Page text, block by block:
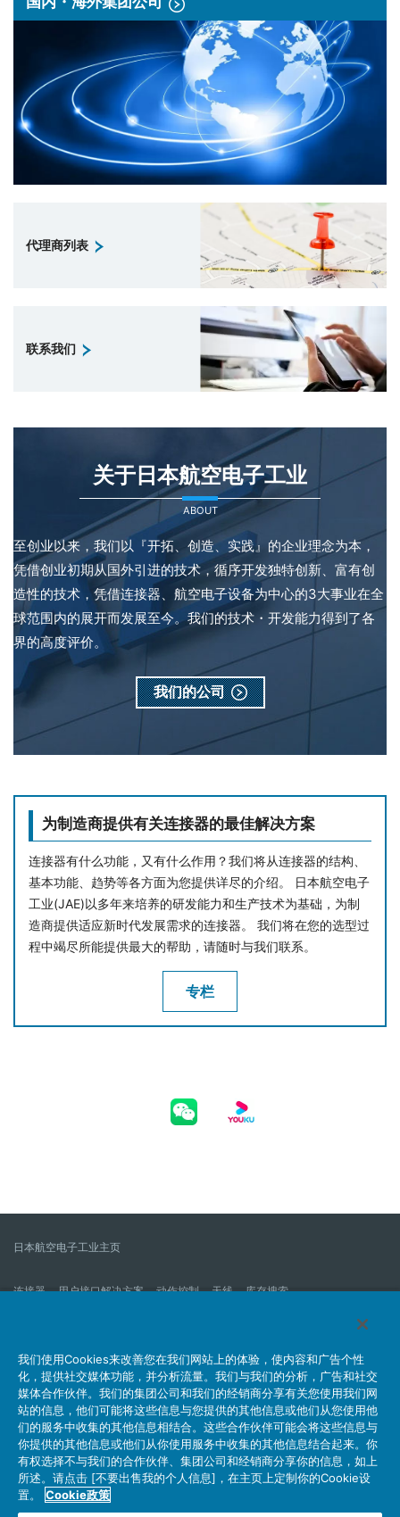
代理商列表
联系我们
关于日本航空电子工业
ABOUT
至创业以来，我们以『开拓、创造、实践』的企业理念为本，
凭借创业初期从国外引进的技术，循序开发独特创新、富有创
造性的技术，凭借连接器、航空电子设备为中心的3大事业在全
球范围内的展开而发展至今。我们的技术・开发能力得到了各
界的高度评价。
我们的公司
为制造商提供有关连接器的最佳解决方案
连接器有什么功能，又有什么作用？我们将从连接器的结构、
基本功能、趋势等各方面为您提供详尽的介绍。 日本航空电子
工业(JAE)以多年来培养的研发能力和生产技术为基础，为制
造商提供适应新时代发展需求的连接器。 我们将在您的选型过
程中竭尽所能提供最大的帮助，请随时与我们联系。
专栏
日本航空电子工业主页
连接器 用户接口解决方案 动作控制 天线 库存搜索
我们的公司 企业社会责任 IR消息 公司新到信息列表
产品信息新的列表
网站地图
联系我们
个人信息保护方针 JAE Cookie政策
关于利用本网站
社交媒体官方账号运营方针
我们使用Cookies来改善您在我们网站上的体验，使内容和广告个性
化，提供社交媒体功能，并分析流量。我们与我们的分析，广告和社交
媒体合作伙伴。我们的集团公司和我们的经销商分享有关您使用我们网
站的信息，他们可能将这些信息与您提供的其他信息或他们从您使用他
们的服务中收集的其他信息相结合。这些合作伙伴可能会将这些信息与
你提供的其他信息或他们从你使用服务中收集的其他信息结合起来。你
有权选择不与我们的合作伙伴、集团公司和经销商分享你的信息，如上
所述。请点击 [不要出售我的个人信息]，在主页上定制你的Cookie设
置。
Cookie政策